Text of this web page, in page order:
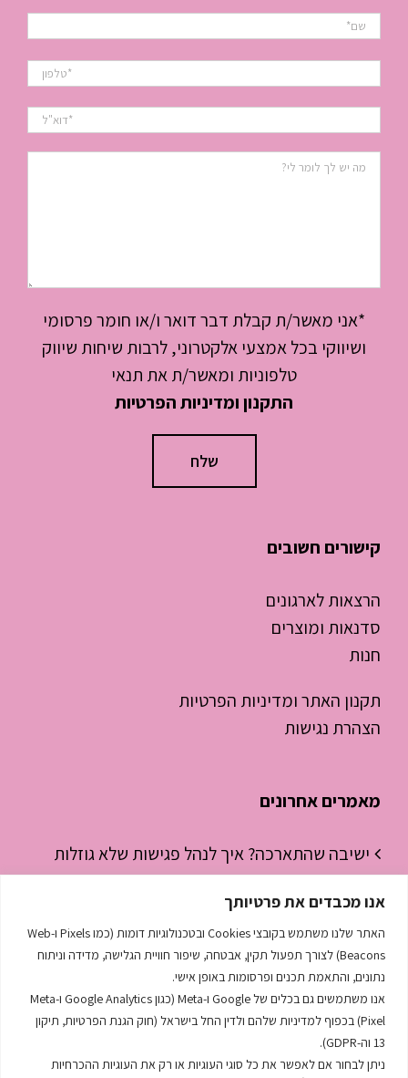
אנו מכבדים את פרטיותך
האתר שלנו משתמש בקובצי Cookies ובטכנולוגיות דומות (כמו Pixels ו-Web
Beacons) לצורך תפעול תקין, אבטחה, שיפור חוויית הגלישה, מדידה וניתוח
נתונים, והתאמת תכנים ופרסומות באופן אישי.
אנו משתמשים גם בכלים של Google ו-Meta (כגון Google Analytics ו-Meta
Pixel) בכפוף למדיניות שלהם ולדין החל בישראל (חוק הגנת הפרטיות, תיקון
13 וה-GDPR).
ניתן לבחור אם לאפשר את כל סוגי העוגיות או רק את העוגיות ההכרחיות
*אני מאשר/ת קבלת דבר דואר ו/או חומר פרסומי
ושיווקי בכל אמצעי אלקטרוני, לרבות שיחות שיווק
טלפוניות ומאשר/ת את תנאי
התקנון ומדיניות הפרטיות
קישורים חשובים
הרצאות לארגונים
סדנאות ומוצרים
חנות
תקנון האתר ומדיניות הפרטיות
הצהרת נגישות
מאמרים אחרונים
ישיבה שהתארכה? איך לנהל פגישות שלא גוזלות
חצי יום עבודה
ניהול זמן לסטודנטים – איך להפסיק “לכבות
שריפות” ולהתחיל לנהל את היום
השפה הסודית שמנהלת לך את העסק